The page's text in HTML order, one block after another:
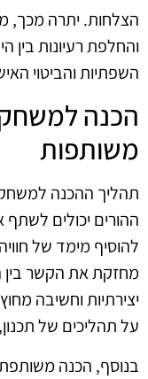
הצלחות. יתרה מכך,
והחלפת רעיונות בין
השפתיות והביטוי
הכנה למשחק:
משותפות
תהליך ההכנה
להוסיף מימד של
מחזקת את הקשר בין
יצירתיות וחשיבה
על תהליכים של
בנוסף, הכנה